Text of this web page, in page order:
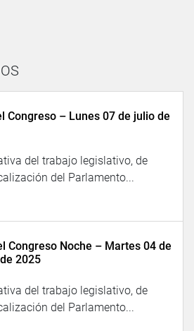
Congreso – Lunes 07 de julio de
del trabajo legislativo, de
del Parlamento...
Congreso Noche – Martes 04 de
2025
del trabajo legislativo, de
del Parlamento...